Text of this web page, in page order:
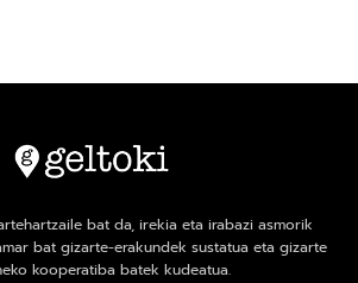
bat da, irekia eta irabazi asmorik
bat gizarte-erakundek sustatua eta gizarte
kooperatiba batek kudeatua.